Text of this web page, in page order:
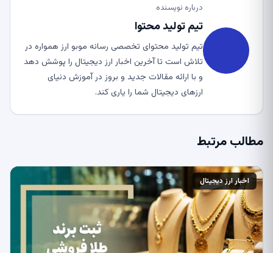
درباره نویسنده
تیم تولید محتوا
تیم تولید محتوای تخصصی رسانه موبو ارز همواره در
تلاش است تا آخرین اخبار ارز دیجیتال را پوشش دهد
و با ارائه مقالات جدید و بروز در آموزش دنیای
ارزهای دیجیتال شما را یاری کند.
مطالب مرتبط
اخبار ارز دیجیتال